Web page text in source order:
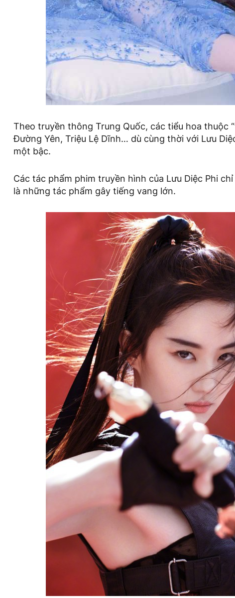
Theo truyền thông Trung Quốc, các tiểu hoa thuộc
Đường Yên, Triệu Lệ Dĩnh… dù cùng thời với Lưu
một bậc.
Các tác phẩm phim truyền hình của Lưu Diệc Phi
là những tác phẩm gây tiếng vang lớn.